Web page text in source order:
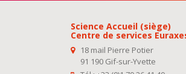
Science Accueil (siège)
Centre de services
18 mail Pierre Potier
91 190 Gif-sur-Yvette